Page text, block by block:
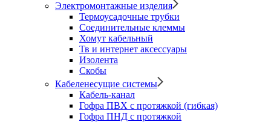
Электромонтажные изделия
Термоусадочные трубки
Соединительные клеммы
Хомут кабельный
Тв и интернет аксессуары
Изолента
Скобы
Кабеленесущие системы
Кабель-канал
Гофра ПВХ с протяжкой (гибкая)
Гофра ПНД с протяжкой